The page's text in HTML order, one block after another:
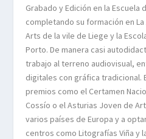
Grabado y Edición en la Escuela
completando su formación en
Arts de la vile de Liege y la
Porto. De manera casi
trabajo al terreno audiovisual,
digitales con gráfica tradicional.
premios como el Certamen
Cossío o el Asturias Joven de
varios países de Europa y a
centros como Litografías Viña y